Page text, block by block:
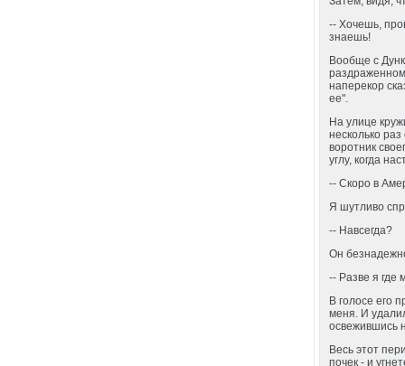
-- Хочешь,
знаешь!
Вообще с
наперекор
ее".
На улице
несколько
воротник
углу, когда
-- Скоро в
Я шутливо
-- Навсегда?
Он
-- Разве я где
В голосе его
меня. И
освежившись
Весь этот
почек - и